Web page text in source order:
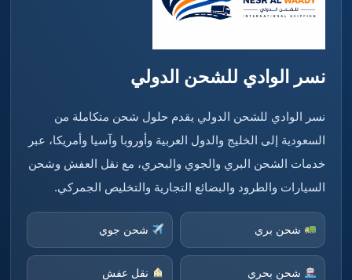
نسر الوادي للشحن الدولي
نسر الوادي للشحن الدولي يقدم حلول شحن متكاملة من
السعودية إلى الخليج والدول العربية وأوروبا وآسيا وأمريكا، عبر
خدمات الشحن البري والجوي والبحري، مع نقل العفش وشحن
السيارات والطرود والبضائع التجارية والتخليص الجمركي.
شحن بري شحن جوي
شحن بحري نقل عفش